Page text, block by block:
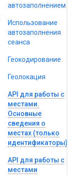
автозаполнением
Использование
автозаполнения
сеанса
Геокодирование
Геолокация
API для работы с
местами.
Основные
сведения о
местах (только
идентификаторы).
API для работы с
местами